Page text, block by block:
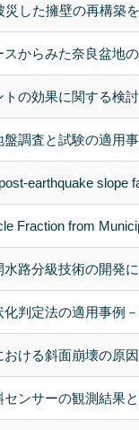
災した擁壁の再構築
からみた奈良盆地
の効果に関する検討
調査と試験の適用
earthquake slope
Fraction from
路分級技術の開発
判定法の適用事例
ける斜面崩壊の原
ンサーの観測結果